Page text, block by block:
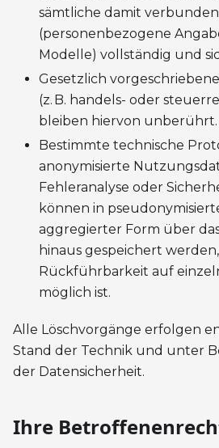
sämtliche damit
(personenbezogene
Modelle) vollständig und
Gesetzlich
(z. B. handels- oder
bleiben hiervon unberührt.
Bestimmte technische
anonymisierte
Fehleranalyse oder
können in
aggregierter Form über
hinaus gespeichert
Rückführbarkeit auf
möglich ist.
Alle Löschvorgänge erfolgen
Stand der Technik und unter
der Datensicherheit.
Ihre